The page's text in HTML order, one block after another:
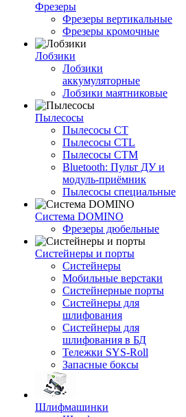
Фрезеры
Фрезеры вертикальные
Фрезеры кромочные
Лобзики
Лобзики
аккумуляторные
Лобзики маятниковые
Пылесосы
Пылесосы CT
Пылесосы CTL
Пылесосы CTM
Bluetooth: Пульт ДУ и
модуль-приёмник
Пылесосы специальные
Система DOMINO
Фрезеры дюбельные
Систейнеры и порты
Систейнеры
Мобильные верстаки
Систейнерные порты
Систейнеры для
шлифования
Систейнеры для
шлифования в БД
Тележки SYS-Roll
Запасные боксы
Шлифмашинки